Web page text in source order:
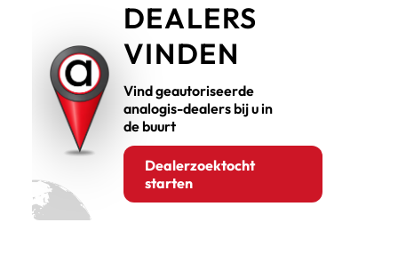
DEALERS
VINDEN
Vind geautoriseerde
analogis-dealers bij u in
de buurt
Dealerzoektocht
starten